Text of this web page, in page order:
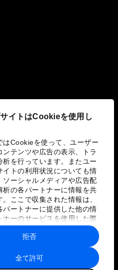
イトはCookieを使用し
はCookieを使って、ユーザー
ンテンツや広告の表示、トラ
析を行っています。またユー
イトの利用状況についても情
ソーシャルメディアや広告配
析の各パートナーに情報を共
ここで収集された情報は、
パートナーに提供した他の情
ナーのサービスを使用した際
情報と組み合わされ、各パー
使用されることがありま
全て許可
拒否
み
シーと利用規約
マップ